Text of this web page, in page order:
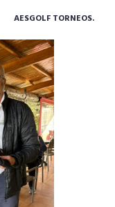
AESGOLF TORNEOS.